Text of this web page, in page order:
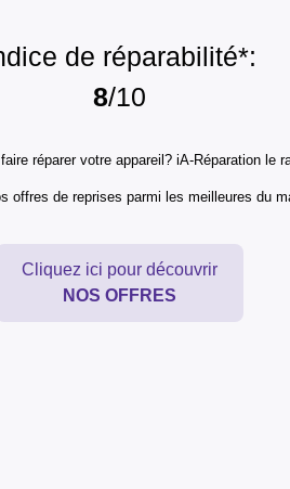
de réparabilité*:
8/10
réparer votre appareil? iA-Réparation le
offres de reprises parmi les meilleures du
Cliquez ici pour découvrir
NOS OFFRES